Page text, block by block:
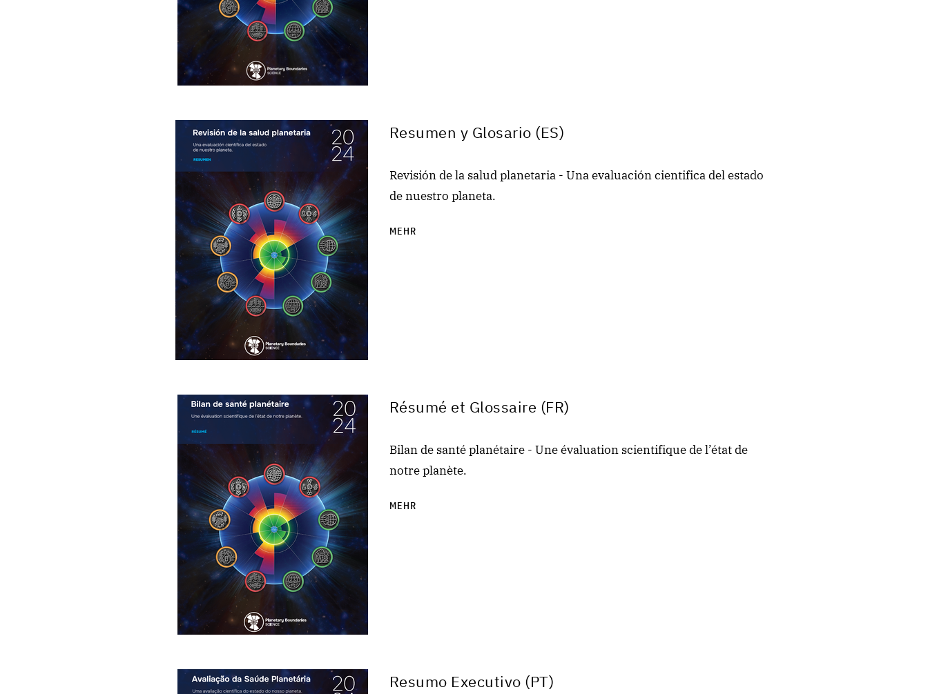
Resumen y Glosario (ES)
Revisión de la salud planetaria - Una evaluación cientifica del estado
de nuestro planeta.
MEHR
Résumé et Glossaire (FR)
Bilan de santé planétaire - Une évaluation scientifique de l’état de
notre planète.
MEHR
Resumo Executivo (PT)